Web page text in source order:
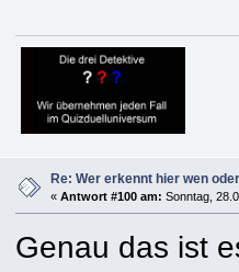
Re: Wer erkennt hier wen
«Antwort #100 am: Sonntag,
Genau das ist